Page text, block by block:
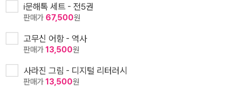
i문해톡 세트 - 전5권
판매가 67,500원
고무신 어항 - 역사
판매가13,500원
사라진 그림 - 디지털 리터러시
판매가13,500원